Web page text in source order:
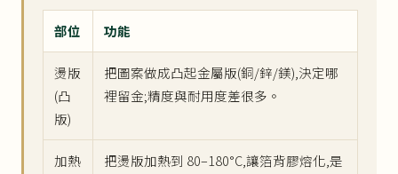
部位 功能
燙版
(凸
版)
把圖案做成凸起金屬版(銅/鋅/鎂),決定哪
裡留金;精度與耐用度差很多。
加熱
把燙版加熱到 80–180°C,讓箔背膠熔化,是